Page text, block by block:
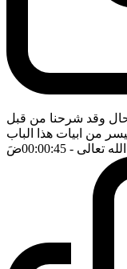
وقد شرحنا من قبل
من ابيات هذا الباب
تعالى - 00:00:45 ضَ